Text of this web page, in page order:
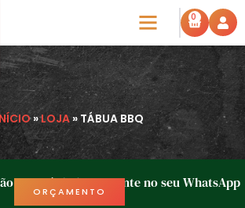
0
»LOJA»TÁBUA BBQ
em até 1h diretamente no seu WhatsApp
ORÇAMENTO